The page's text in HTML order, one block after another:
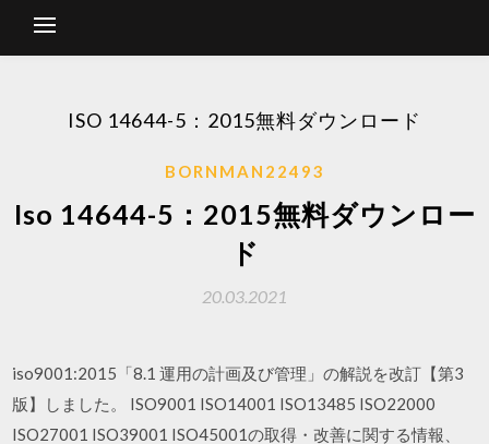
ISO 14644-5：2015無料ダウンロード
BORNMAN22493
Iso 14644-5：2015無料ダウンロー
ド
20.03.2021
iso9001:2015「8.1 運用の計画及び管理」の解説を改訂【第3
版】しました。 ISO9001 ISO14001 ISO13485 ISO22000
ISO27001 ISO39001 ISO45001の取得・改善に関する情報、